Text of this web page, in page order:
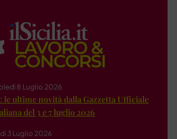
8 Luglio 2026
le ultime novità dalla Gazzetta Ufficiale
del 3 e 7 luglio 2026
3 Luglio 2026